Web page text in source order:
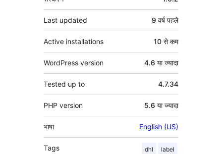
Last updated 9 वर्ष पहले
Active installations 10 से कम
WordPress version 4.6 या ज्यादा
Tested up to 4.7.34
PHP version 5.6 या ज्यादा
भाषा English (US)
Tags dhl label